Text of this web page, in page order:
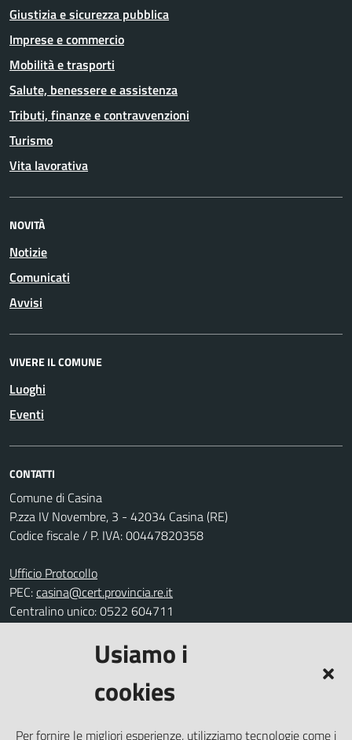
Usiamo i
cookies
Per fornire le migliori esperienze, utilizziamo tecnologie come i
Giustizia e sicurezza pubblica
Imprese e commercio
Mobilità e trasporti
Salute, benessere e assistenza
Tributi, finanze e contravvenzioni
Turismo
Vita lavorativa
NOVITÀ
Notizie
Comunicati
Avvisi
VIVERE IL COMUNE
Luoghi
Eventi
CONTATTI
Comune di Casina
P.zza IV Novembre, 3 - 42034 Casina (RE)
Codice fiscale / P. IVA: 00447820358
Ufficio Protocollo
PEC:casina@cert.provincia.re.it
Centralino unico: 0522 604711
Segnalazione disservizio